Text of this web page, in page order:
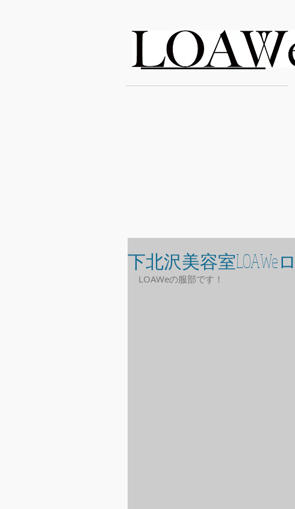
LOAWe
下北沢美容室LOAWe
LOAWeの服部です！